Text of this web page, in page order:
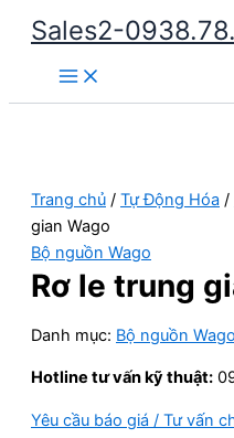
Nhảy
dung
Sales2-
Main
Menu
Trang chủ / Tự Động Hóa /
gian Wago
Bộ nguồn Wago
Rơ le trung
Danh mục: Bộ nguồn Wago
Hotline tư vấn kỹ thuật:
Yêu cầu báo giá / Tư vấn